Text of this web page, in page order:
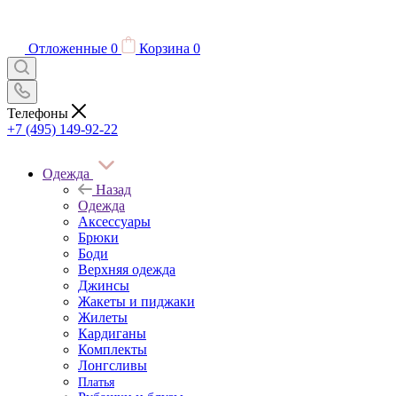
Отложенные 0 Корзина 0
Телефоны
+7 (495) 149-92-22
Одежда
Назад
Одежда
Аксессуары
Брюки
Боди
Верхняя одежда
Джинсы
Жакеты и пиджаки
Жилеты
Кардиганы
Комплекты
Лонгсливы
Платья